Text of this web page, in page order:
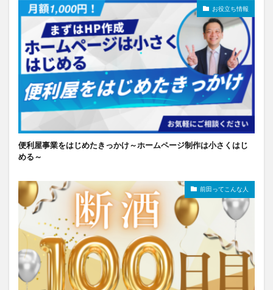
お役立ち情報
便利屋事業をはじめたきっかけ～ホームページ制作は小さくはじ
める～
前田ってこんな人